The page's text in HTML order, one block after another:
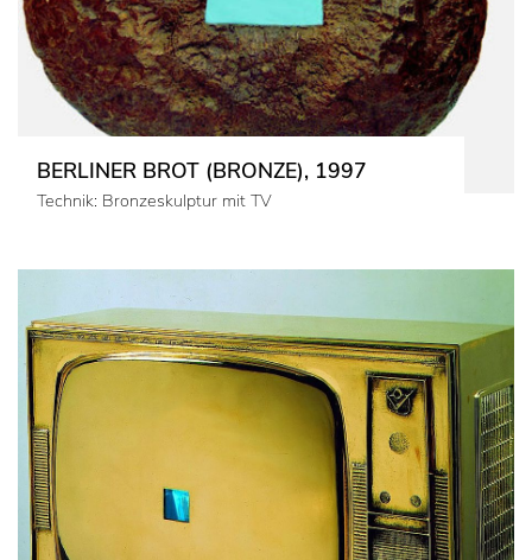
BERLINER BROT (BRONZE), 1997
Technik: Bronzeskulptur mit TV